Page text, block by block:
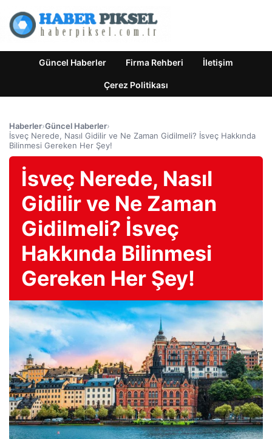
Güncel Haberler Firma Rehberi İletişim
Çerez Politikası
Haberler›Güncel Haberler›
İsveç Nerede, Nasıl Gidilir ve Ne Zaman Gidilmeli? İsveç Hakkında
Bilinmesi Gereken Her Şey!
İsveç Nerede, Nasıl
Gidilir ve Ne Zaman
Gidilmeli? İsveç
Hakkında Bilinmesi
Gereken Her Şey!